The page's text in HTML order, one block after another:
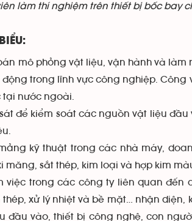
làm thí nghiệm trên thiết bị bốc bay
mô phỏng vật liệu, vận hành và
trong lĩnh vực công nghiệp.
nước ngoài.
để kiểm soát các nguồn vật liệu
kỹ thuật trong các nhà máy,
măng, sắt thép, kim loại và hợp kim
việc trong các công ty liên quan
thép, xử lý nhiệt và bề mặt… nhận
đầu vào, thiết bị công nghệ, con